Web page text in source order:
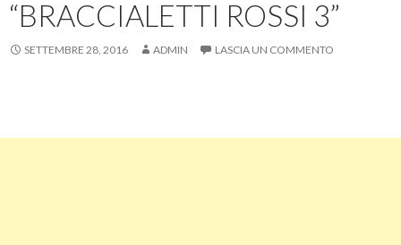
“BRACCIALETTI ROSSI 3”
SETTEMBRE 28, 2016 ADMIN LASCIA UN COMMENTO